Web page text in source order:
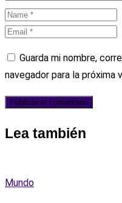
Guarda mi nombre,
navegador para la próxima
Lea también
Mundo